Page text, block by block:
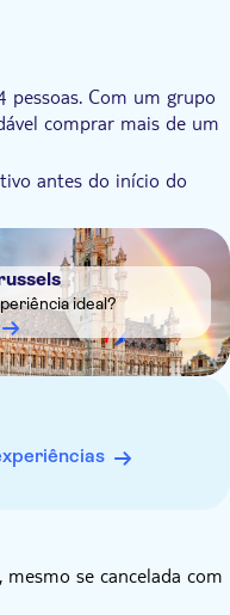
e complete as
pessoas. Com um grupo
comprar mais de um
antes do início do
de reserva
instruções e detalhes
uma versão em
ideal?
se cancelada com